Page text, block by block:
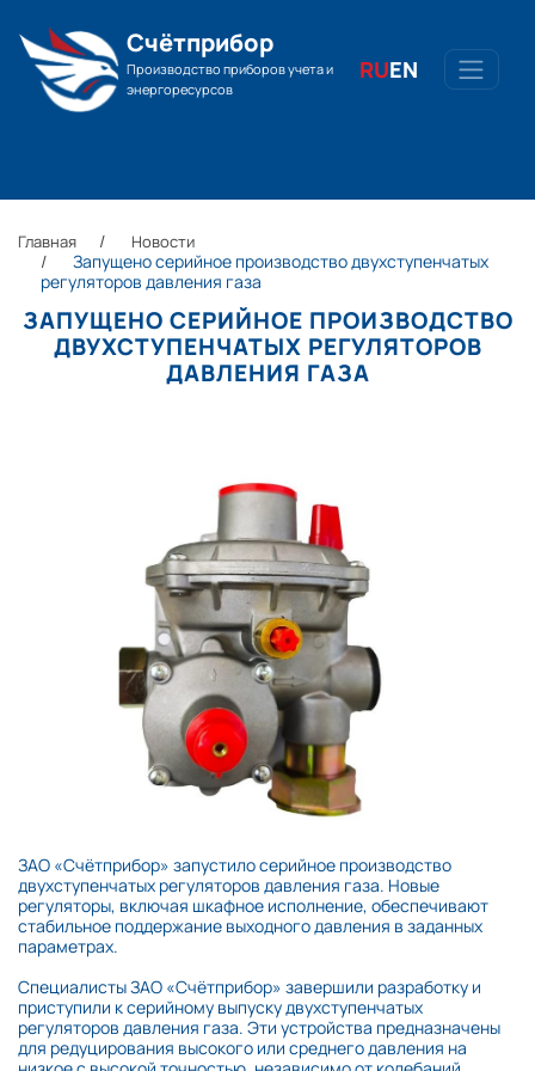
Счётприбор
Производство приборов учета и
энергоресурсов
RUEN
Главная Новости
Запущено серийное производство двухступенчатых
регуляторов давления газа
ЗАПУЩЕНО СЕРИЙНОЕ ПРОИЗВОДСТВО
ДВУХСТУПЕНЧАТЫХ РЕГУЛЯТОРОВ
ДАВЛЕНИЯ ГАЗА
ЗАО «Счётприбор» запустило серийное производство
двухступенчатых регуляторов давления газа. Новые
регуляторы, включая шкафное исполнение, обеспечивают
стабильное поддержание выходного давления в заданных
параметрах.
Специалисты ЗАО «Счётприбор» завершили разработку и
приступили к серийному выпуску двухступенчатых
регуляторов давления газа. Эти устройства предназначены
для редуцирования высокого или среднего давления на